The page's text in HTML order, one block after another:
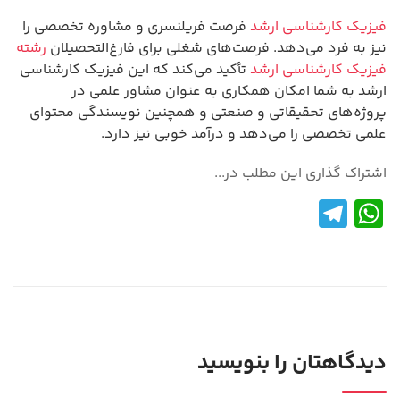
فیزیک کارشناسی ارشد فرصت فریلنسری و مشاوره تخصصی را
نیز به فرد می‌دهد. فرصت‌های شغلی برای فارغ‌التحصیلان رشته
فیزیک کارشناسی ارشد تأکید می‌کند که این فیزیک کارشناسی
ارشد به شما امکان همکاری به عنوان مشاور علمی در
پروژه‌های تحقیقاتی و صنعتی و همچنین نویسندگی محتوای
علمی تخصصی را می‌دهد و درآمد خوبی نیز دارد.
اشتراک گذاری این مطلب در...
W
h
p
p
دیدگاهتان را بنویسید